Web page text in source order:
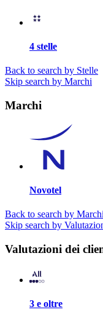
4 stelle
Back to search by Stelle
Skip search by Marchi
Marchi
Novotel
Back to search by Marchi
Skip search by
Valutazioni dei
3 e oltre